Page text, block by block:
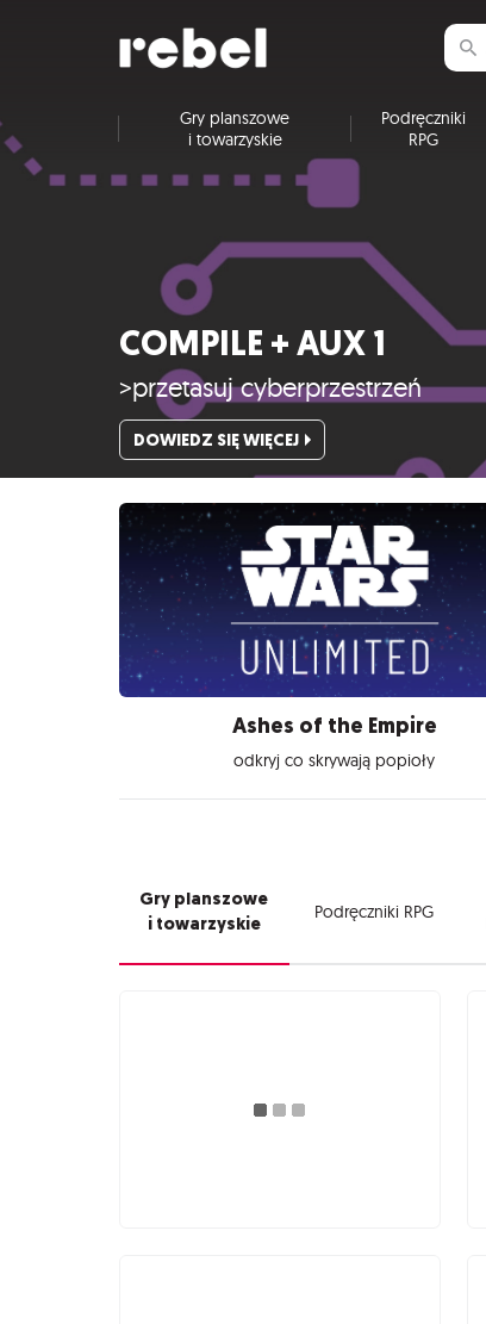
Gry planszowe
i towarzyskie
Podręczniki
RPG
COMPILE + AUX 1
>przetasuj cyberprzestrzeń
DOWIEDZ SIĘ WIĘCEJ
Ashes of the Empire
odkryj co skrywają popioły
Gry planszowe
i towarzyskie
Podręczniki RPG